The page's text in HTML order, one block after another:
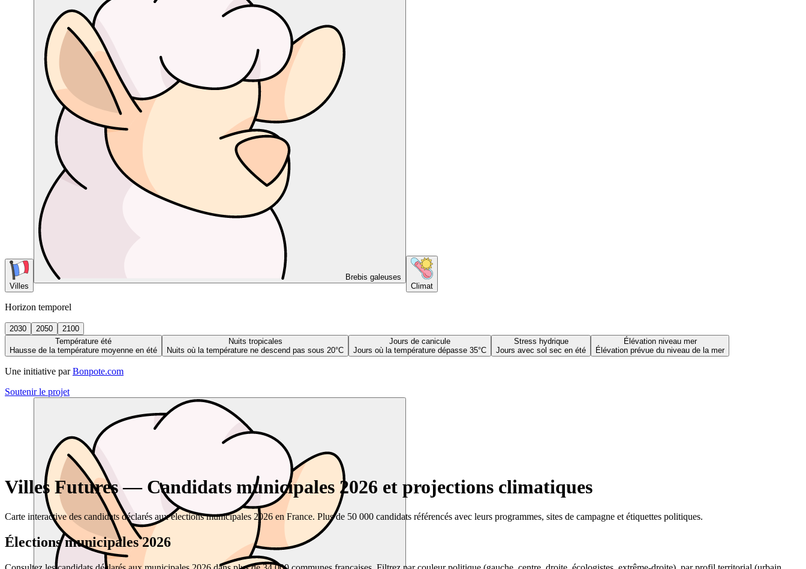
Villes
Brebis galeuses
Climat
Horizon temporel
2030 2050
2100
Température été
Hausse de la température moyenne en été
Nuits tropicales
Nuits où la température ne descend pas sous 20°C
Jours de canicule
Jours où la température dépasse 35°C
Stress hydrique
Jours avec sol sec en été
Élévation niveau mer
Élévation prévue du niveau de la mer
Une initiative par Bonpote.com
Soutenir le projet
Villes Futures — Candidats municipales 2026 et projections climatiques
Carte interactive des candidats déclarés aux élections municipales 2026 en France. Plus de 50 000 candidats référencés avec leurs programmes, sites de campagne et étiquettes politiques.
Élections municipales 2026